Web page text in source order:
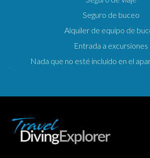
Seguro de buceo
Alquiler de equipo de
Entrada a excursiones
Nada que no esté incluido en el